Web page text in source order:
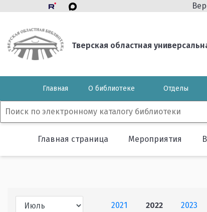
Тверская областная
Главная О библиотеке Отделы
Главная страница Мероприятия
2021 2022 2023